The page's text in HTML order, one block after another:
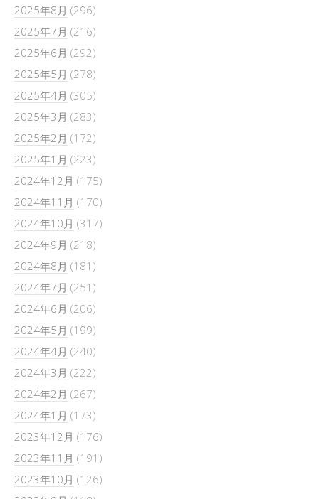
2025年8月 (296)
2025年7月 (216)
2025年6月 (292)
2025年5月 (278)
2025年4月 (305)
2025年3月 (283)
2025年2月 (172)
2025年1月 (223)
2024年12月 (175)
2024年11月 (170)
2024年10月 (317)
2024年9月 (218)
2024年8月 (181)
2024年7月 (251)
2024年6月 (206)
2024年5月 (199)
2024年4月 (240)
2024年3月 (222)
2024年2月 (267)
2024年1月 (173)
2023年12月 (176)
2023年11月 (191)
2023年10月 (126)